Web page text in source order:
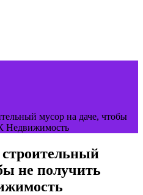
мусор на даче, чтобы
Недвижимость
не получить